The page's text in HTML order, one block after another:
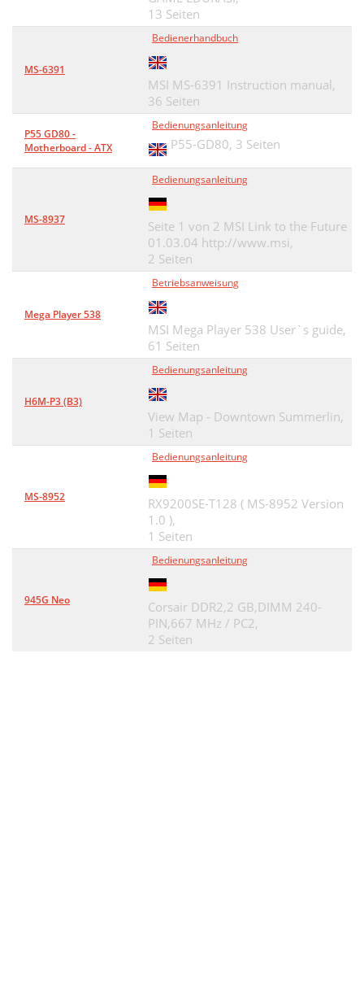
13 Seiten
MS-6391
Bedienerhandbuch
MSI MS-6391 Instruction manual,
36 Seiten
P55 GD80 -
Motherboard - ATX
Bedienungsanleitung
P55-GD80, 3 Seiten
MS-8937
Bedienungsanleitung
Seite 1 von 2 MSI Link to the Future
01.03.04 http://www.msi,
2 Seiten
Mega Player 538
Betriebsanweisung
MSI Mega Player 538 User`s guide,
61 Seiten
H6M-P3 (B3)
Bedienungsanleitung
View Map - Downtown Summerlin,
1 Seiten
MS-8952
Bedienungsanleitung
RX9200SE-T128 ( MS-8952 Version
1.0 ),
1 Seiten
945G Neo
Bedienungsanleitung
Corsair DDR2,2 GB,DIMM 240-
PIN,667 MHz / PC2,
2 Seiten